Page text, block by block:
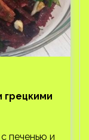
грецкими
печенью и